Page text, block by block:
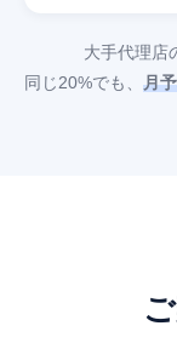
大手代理店
同じ20%でも、 月